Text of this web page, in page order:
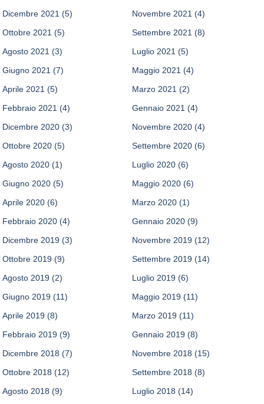
Dicembre 2021 (5) Novembre 2021 (4)
Ottobre 2021 (5) Settembre 2021 (8)
Agosto 2021 (3) Luglio 2021 (5)
Giugno 2021 (7) Maggio 2021 (4)
Aprile 2021 (5) Marzo 2021 (2)
Febbraio 2021 (4) Gennaio 2021 (4)
Dicembre 2020 (3) Novembre 2020 (4)
Ottobre 2020 (5) Settembre 2020 (6)
Agosto 2020 (1) Luglio 2020 (6)
Giugno 2020 (5) Maggio 2020 (6)
Aprile 2020 (6) Marzo 2020 (1)
Febbraio 2020 (4) Gennaio 2020 (9)
Dicembre 2019 (3) Novembre 2019 (12)
Ottobre 2019 (9) Settembre 2019 (14)
Agosto 2019 (2) Luglio 2019 (6)
Giugno 2019 (11) Maggio 2019 (11)
Aprile 2019 (8) Marzo 2019 (11)
Febbraio 2019 (9) Gennaio 2019 (8)
Dicembre 2018 (7) Novembre 2018 (15)
Ottobre 2018 (12) Settembre 2018 (8)
Agosto 2018 (9) Luglio 2018 (14)